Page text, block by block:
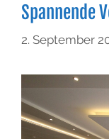
Spannende
2. September